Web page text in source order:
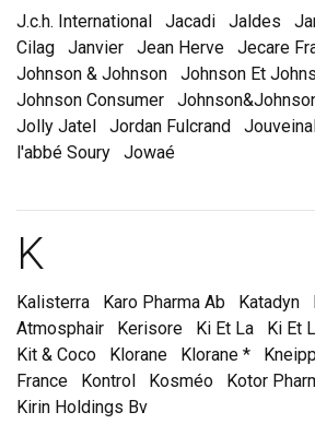
J.c.h. International Jacadi Jaldes
Cilag
Janvier Jean Herve Jecare
Johnson & Johnson
Johnson Et
Johnson Consumer
Jolly Jatel
Jordan Fulcrand
l'abbé Soury
Jowaé
Marques et
K
Kalisterra Karo Pharma Ab Katadyn
Atmosphair
Kerisore Ki Et La Ki Et
Kit & Coco
Klorane Klorane * Kneipp
France
Kontrol Kosméo Kotor
Kirin Holdings Bv